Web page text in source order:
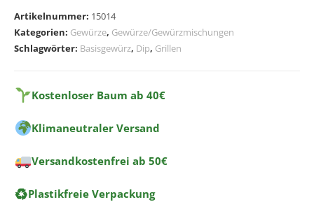
t
a
i
e
Artikelnummer: 15014
Kategorien: Gewürze, Gewürze/Gewürzmischungen
Schlagwörter: Basisgewürz, Dip, Grillen
Kostenloser Baum ab 40€
Klimaneutraler Versand
Versandkostenfrei ab 50€
♻Plastikfreie Verpackung